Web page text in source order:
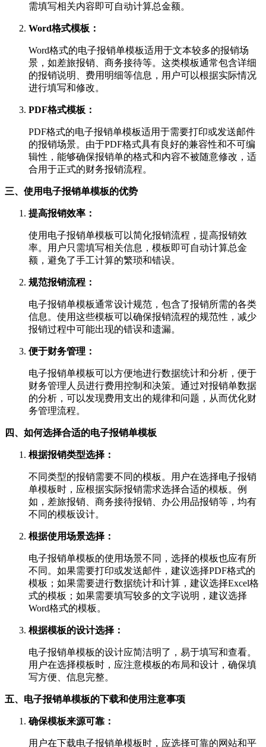
需填写相关内容即可自动计算总金额。
Word格式模板：
Word格式的电子报销单模板适用于文本较多的报销场
景，如差旅报销、商务接待等。这类模板通常包含详细
的报销说明、费用明细等信息，用户可以根据实际情况
进行填写和修改。
PDF格式模板：
PDF格式的电子报销单模板适用于需要打印或发送邮件
的报销场景。由于PDF格式具有良好的兼容性和不可编
辑性，能够确保报销单的格式和内容不被随意修改，适
合用于正式的财务报销流程。
三、使用电子报销单模板的优势
提高报销效率：
使用电子报销单模板可以简化报销流程，提高报销效
率。用户只需填写相关信息，模板即可自动计算总金
额，避免了手工计算的繁琐和错误。
规范报销流程：
电子报销单模板通常设计规范，包含了报销所需的各类
信息。使用这些模板可以确保报销流程的规范性，减少
报销过程中可能出现的错误和遗漏。
便于财务管理：
电子报销单模板可以方便地进行数据统计和分析，便于
财务管理人员进行费用控制和决策。通过对报销单数据
的分析，可以发现费用支出的规律和问题，从而优化财
务管理流程。
四、如何选择合适的电子报销单模板
根据报销类型选择：
不同类型的报销需要不同的模板。用户在选择电子报销
单模板时，应根据实际报销需求选择合适的模板。例
如，差旅报销、商务接待报销、办公用品报销等，均有
不同的模板设计。
根据使用场景选择：
电子报销单模板的使用场景不同，选择的模板也应有所
不同。如果需要打印或发送邮件，建议选择PDF格式的
模板；如果需要进行数据统计和计算，建议选择Excel格
式的模板；如果需要填写较多的文字说明，建议选择
Word格式的模板。
根据模板的设计选择：
电子报销单模板的设计应简洁明了，易于填写和查看。
用户在选择模板时，应注意模板的布局和设计，确保填
写方便、信息完整。
五、电子报销单模板的下载和使用注意事项
确保模板来源可靠：
用户在下载电子报销单模板时，应选择可靠的网站和平